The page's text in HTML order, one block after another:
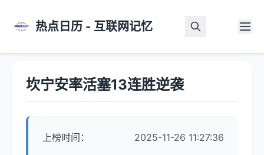
热点日历 - 互联网记忆
坎宁安率活塞13连胜逆袭
上榜时间： 2025-11-26 11:27:36